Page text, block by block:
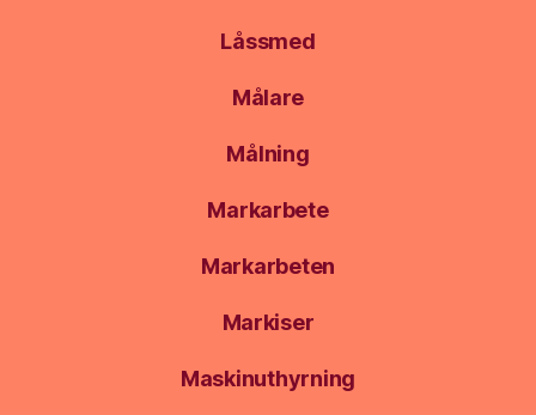
Låssmed
Målare
Målning
Markarbete
Markarbeten
Markiser
Maskinuthyrning